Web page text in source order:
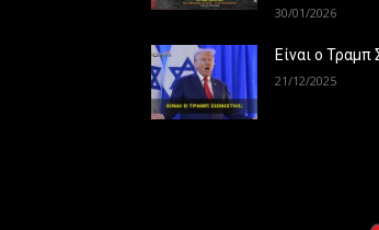
30/01/2026
Είναι ο Τραμπ
21/12/2025